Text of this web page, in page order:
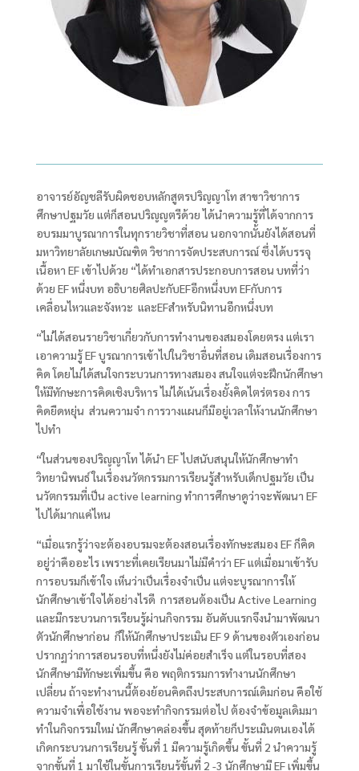
อาจารย์อัญชลีรับผิดชอบหลักสูตรปริญญาโท สาขาวิชาการ
ศึกษาปฐมวัย แต่ก็สอนปริญญตรีด้วย ได้นำความรู้ที่ได้จากการ
อบรมมาบูรณาการในทุกรายวิชาที่สอน นอกจากนั้นยังได้สอนที่
มหาวิทยาลัยเกษมบัณฑิต วิชาการจัดประสบการณ์ ซึ่งได้บรรจุ
เนื้อหา EFเข้าไปด้วย “ได้ทำเอกสารประกอบการสอน บทที่ว่า
ด้วย EFหนึ่งบท อธิบายศิลปะกับEFอีกหนึ่งบท EFกับการ
เคลื่อนไหวและจังหวะ และEFสำหรับนิทานอีกหนึ่งบท
“ไม่ได้สอนรายวิชาเกี่ยวกับการทำงานของสมองโดยตรง แต่เรา
เอาความรู้EFบูรณาการเข้าไปในวิชาอื่นที่สอน เดิมสอนเรื่องการ
คิด โดยไม่ได้สนใจกระบวนการทางสมอง สนใจแต่จะฝึกนักศึกษา
ให้มีทักษะการคิดเชิงบริหาร ไม่ได้เน้นเรื่องยั้งคิดไตร่ตรอง การ
คิดยืดหยุ่น ส่วนความจำ การวางแผนก็มีอยู่เวลาให้งานนักศึกษา
ไปทำ
“ในส่วนของปริญญาโท ได้นำ EFไปสนับสนุนให้นักศึกษาทำ
วิทยานิพนธ์ ในเรื่องนวัตกรรมการเรียนรู้สำหรับเด็กปฐมวัย เป็น
นวัตกรรมที่เป็นactive learning ทำการศึกษาดูว่าจะพัฒนา EF
ไปได้มากแค่ไหน
“เมื่อแรกรู้ว่าจะต้องอบรมจะต้องสอนเรื่องทักษะสมอง EFก็คิด
อยู่ว่าคืออะไร เพราะที่เคยเรียนมาไม่มีคำว่า EFแต่เมื่อมาเข้ารับ
การอบรมก็เข้าใจ เห็นว่าเป็นเรื่องจำเป็น แต่จะบูรณาการให้
นักศึกษาเข้าใจได้อย่างไรดี การสอนต้องเป็นActive Learning
และมีกระบวนการเรียนรู้ผ่านกิจกรรม อันดับแรกจึงนำมาพัฒนา
ตัวนักศึกษาก่อน ก็ให้นักศึกษาประเมินEF 9 ด้านของตัวเองก่อน
ปรากฏว่าการสอนรอบที่หนึ่งยังไม่ค่อยสำเร็จ แต่ในรอบที่สอง
นักศึกษามีทักษะเพิ่มขึ้น คือ พฤติกรรมการทำงานนักศึกษา
เปลี่ยน ถ้าจะทำงานนี้ต้องย้อนคิดถึงประสบการณ์เดิมก่อน คือใช้
ความจำเพื่อใช้งาน พอจะทำกิจกรรมต่อไป ต้องจำข้อมูลเดิมมา
ทำในกิจกรรมใหม่ นักศึกษาคล่องขึ้น สุดท้ายก็ประเมินตนเองได้
เกิดกระบวนการเรียนรู้ ขั้นที่ 1 มีความรู้เกิดขึ้น ขั้นที่ 2 นำความรู้
จากขั้นที่ 1 มาใช้ในขั้นการเรียนรู้ขั้นที่ 2 -3 นักศึกษามีEFเพิ่มขึ้น